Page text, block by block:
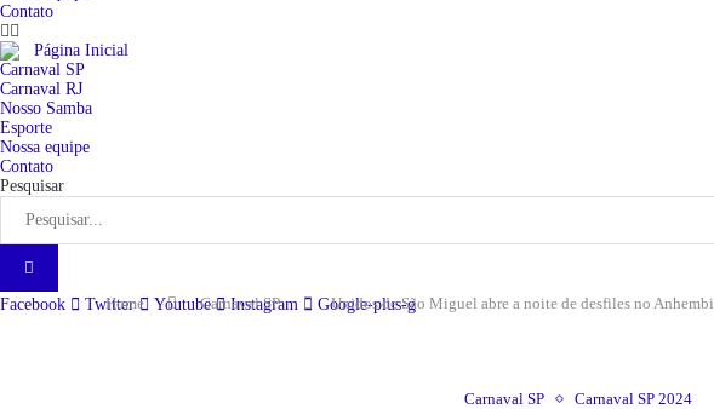
Contato
Página Inicial
Carnaval SP
Carnaval RJ
Nosso Samba
Esporte
Nossa equipe
Contato
Pesquisar
Facebook Twitter Youtube Instagram Google-plus-g
Home Carnaval SP Unidos de São Miguel abre a noite de desfiles no Anhembi
Carnaval SP Carnaval SP 2024